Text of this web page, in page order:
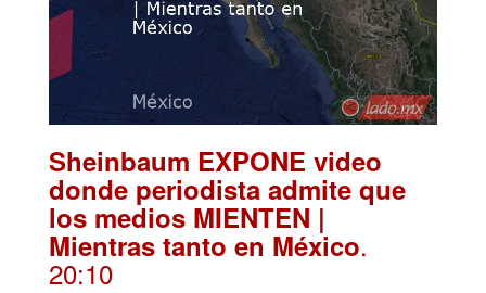
Sheinbaum EXPONE video
donde periodista admite que
los medios MIENTEN |
Mientras tanto en México.
20:10